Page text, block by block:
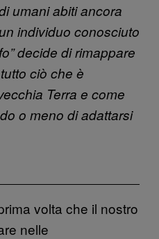
umani abiti ancora
individuo conosciuto
decide di rimappare
ciò che è
Terra e come
o meno di adattarsi
volta che il nostro
nelle